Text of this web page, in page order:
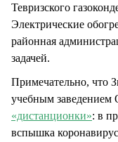
Тевризского
Электрические
районная
задачей.
Примечательно, что
учебным заведением
«дистанционки»: в
вспышка